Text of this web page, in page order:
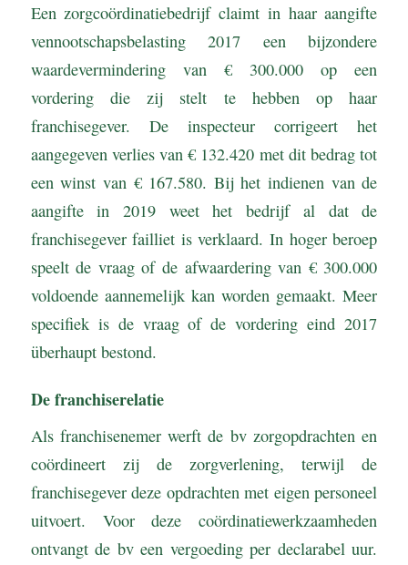
Een zorgcoördinatiebedrijf claimt in haar aangifte
vennootschapsbelasting 2017 een bijzondere
waardevermindering van € 300.000 op een
vordering die zij stelt te hebben op haar
franchisegever. De inspecteur corrigeert het
aangegeven verlies van € 132.420 met dit bedrag tot
een winst van € 167.580. Bij het indienen van de
aangifte in 2019 weet het bedrijf al dat de
franchisegever failliet is verklaard. In hoger beroep
speelt de vraag of de afwaardering van € 300.000
voldoende aannemelijk kan worden gemaakt. Meer
specifiek is de vraag of de vordering eind 2017
überhaupt bestond.
De franchiserelatie
Als franchisenemer werft de bv zorgopdrachten en
coördineert zij de zorgverlening, terwijl de
franchisegever deze opdrachten met eigen personeel
uitvoert. Voor deze coördinatiewerkzaamheden
ontvangt de bv een vergoeding per declarabel uur.